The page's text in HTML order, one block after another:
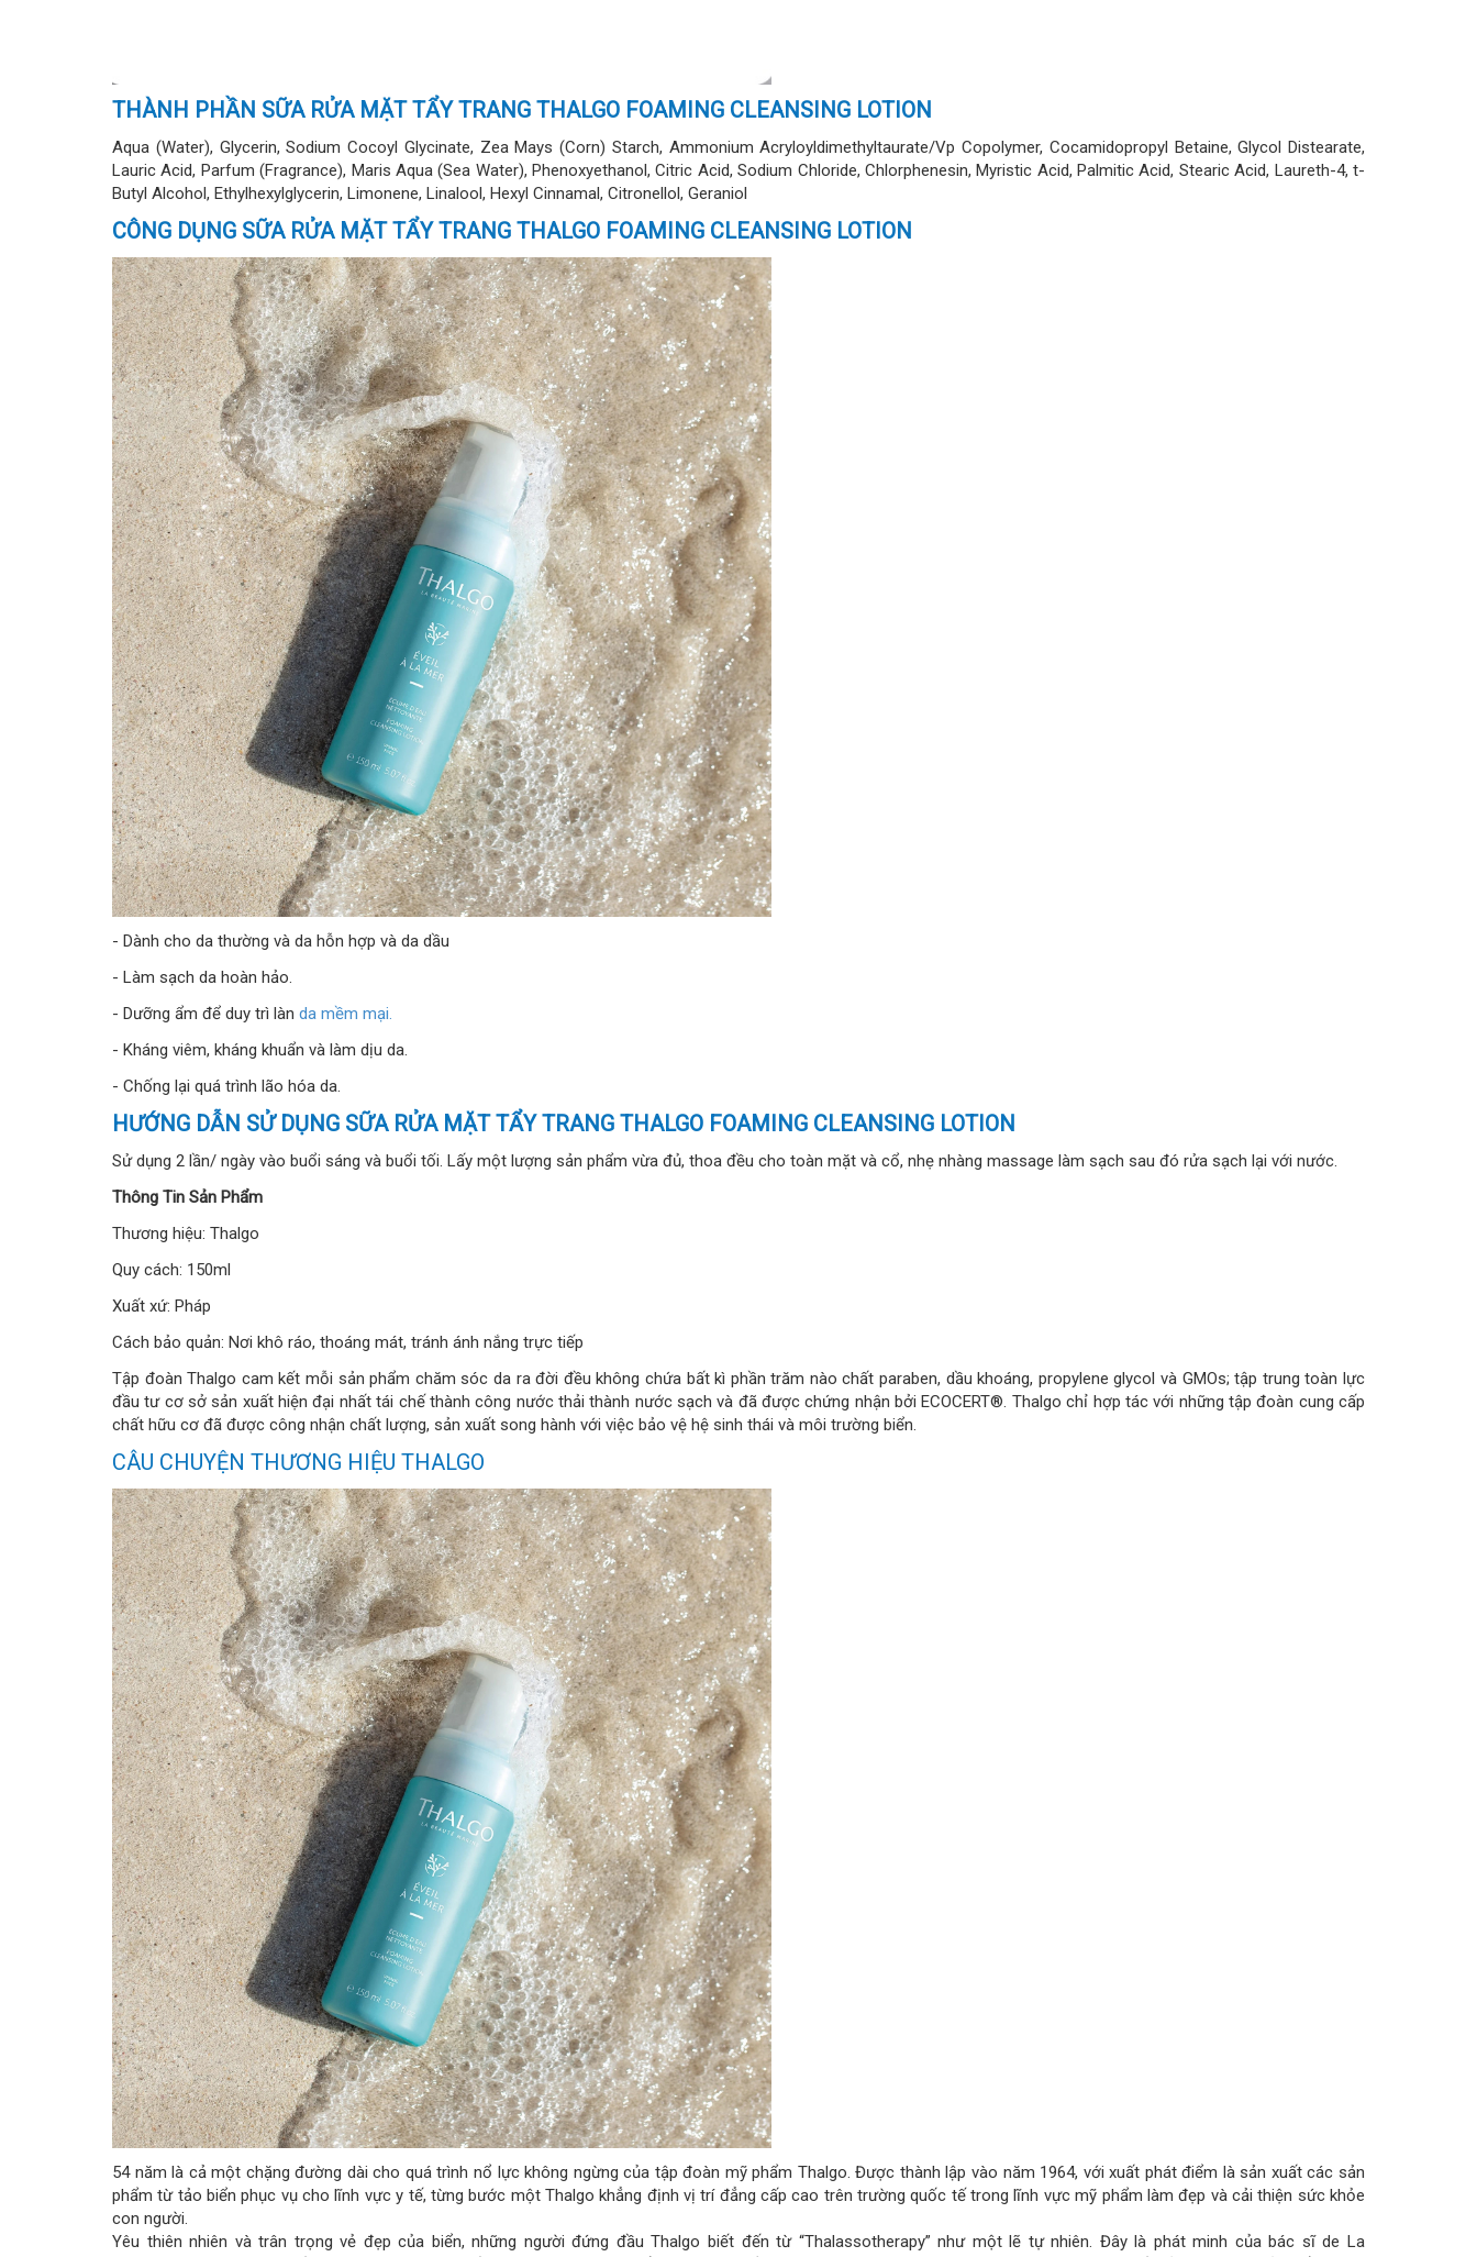
THÀNH PHẦN SỮA RỬA MẶT TẨY TRANG THALGO FOAMING CLEANSING LOTION
Aqua (Water), Glycerin, Sodium Cocoyl Glycinate, Zea Mays (Corn) Starch, Ammonium Acryloyldimethyltaurate/Vp Copolymer, Cocamidopropyl Betaine, Glycol Distearate,
Lauric Acid, Parfum (Fragrance), Maris Aqua (Sea Water), Phenoxyethanol, Citric Acid, Sodium Chloride, Chlorphenesin, Myristic Acid, Palmitic Acid, Stearic Acid, Laureth-4, t-
Butyl Alcohol, Ethylhexylglycerin, Limonene, Linalool, Hexyl Cinnamal, Citronellol, Geraniol
CÔNG DỤNG SỮA RỬA MẶT TẨY TRANG THALGO FOAMING CLEANSING LOTION
- Dành cho da thường và da hỗn hợp và da dầu
- Làm sạch da hoàn hảo.
- Dưỡng ẩm để duy trì làn da mềm mại.
- Kháng viêm, kháng khuẩn và làm dịu da.
- Chống lại quá trình lão hóa da.
HƯỚNG DẪN SỬ DỤNG SỮA RỬA MẶT TẨY TRANG THALGO FOAMING CLEANSING LOTION
Sử dụng 2 lần/ ngày vào buổi sáng và buổi tối. Lấy một lượng sản phẩm vừa đủ, thoa đều cho toàn mặt và cổ, nhẹ nhàng massage làm sạch sau đó rửa sạch lại với nước.
Thông Tin Sản Phẩm
Thương hiệu: Thalgo
Quy cách: 150ml
Xuất xứ: Pháp
Cách bảo quản: Nơi khô ráo, thoáng mát, tránh ánh nắng trực tiếp
Tập đoàn Thalgo cam kết mỗi sản phẩm chăm sóc da ra đời đều không chứa bất kì phần trăm nào chất paraben, dầu khoáng, propylene glycol và GMOs; tập trung toàn lực
đầu tư cơ sở sản xuất hiện đại nhất tái chế thành công nước thải thành nước sạch và đã được chứng nhận bởi ECOCERT®. Thalgo chỉ hợp tác với những tập đoàn cung cấp
chất hữu cơ đã được công nhận chất lượng, sản xuất song hành với việc bảo vệ hệ sinh thái và môi trường biển.
CÂU CHUYỆN THƯƠNG HIỆU THALGO
54 năm là cả một chặng đường dài cho quá trình nổ lực không ngừng của tập đoàn mỹ phẩm Thalgo. Được thành lập vào năm 1964, với xuất phát điểm là sản xuất các sản
phẩm từ tảo biển phục vụ cho lĩnh vực y tế, từng bước một Thalgo khẳng định vị trí đẳng cấp cao trên trường quốc tế trong lĩnh vực mỹ phẩm làm đẹp và cải thiện sức khỏe
con người.
Yêu thiên nhiên và trân trọng vẻ đẹp của biển, những người đứng đầu Thalgo biết đến từ “Thalassotherapy” như một lẽ tự nhiên. Đây là phát minh của bác sĩ de La